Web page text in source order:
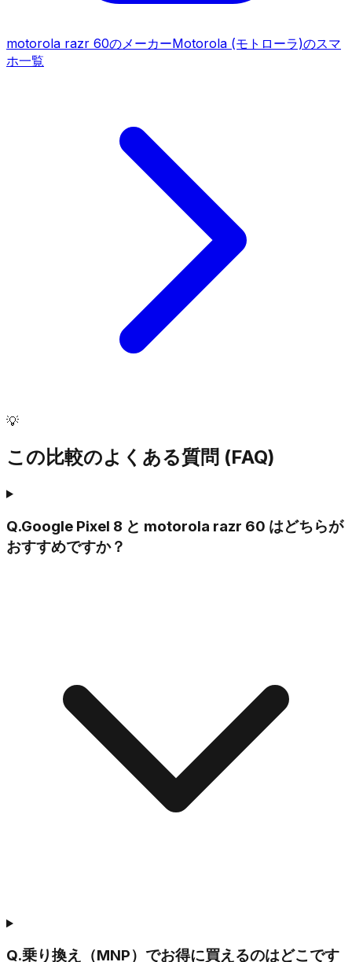
motorola razr 60のメーカーMotorola (モトローラ)のスマ
ホ一覧
💡
この比較のよくある質問 (FAQ)
Q.Google Pixel 8 と motorola razr 60 はどちらが
おすすめですか？
Q.乗り換え（MNP）でお得に買えるのはどこです